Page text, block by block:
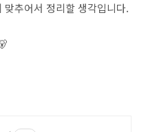
추어서 정리할 생각입니다.